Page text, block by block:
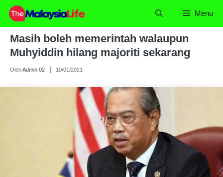
Skip
content
Menu
Masih boleh memerintah walaupun
Muhyiddin hilang majoriti sekarang
OlehAdmin 02 10/01/2021